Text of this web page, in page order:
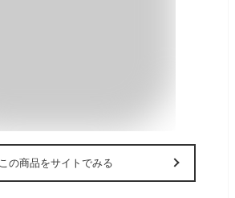
この商品をサイトでみる